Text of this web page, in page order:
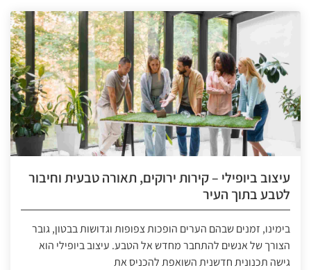
עיצוב ביופילי – קירות ירוקים, תאורה טבעית וחיבור
לטבע בתוך העיר
בימינו, זמנים שבהם הערים הופכות צפופות וגדושות בבטון, גובר
הצורך של אנשים להתחבר מחדש אל הטבע. עיצוב ביופילי הוא
גישה תכנונית חדשנית השואפת להכניס את